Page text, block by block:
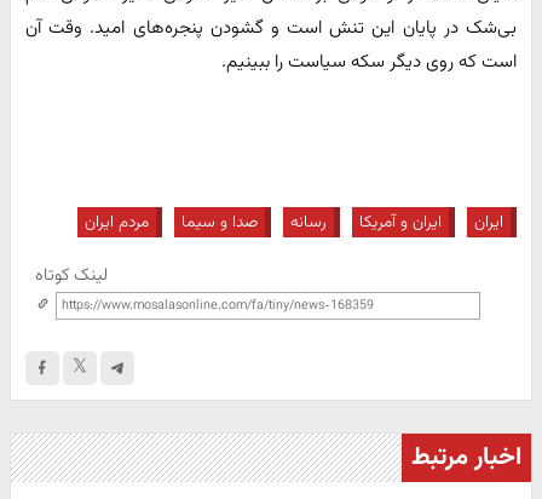
بی‌شک در پایان این تنش است و گشودن پنجره‌های امید. وقت آن
است که روی دیگر سکه سیاست را ببینیم.
ایران ایران و آمریکا رسانه صدا و سیما مردم ایران
لینک کوتاه
اخبار مرتبط